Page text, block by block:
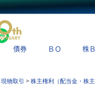
X
債券 ＢＯ 株
現物取引 > 株主権利（配当金・株主